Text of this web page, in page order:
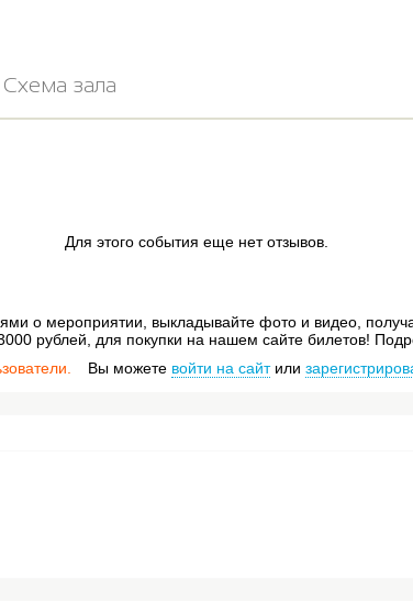
Схема зала
Для этого события еще нет отзывов.
о мероприятии, выкладывайте фото и видео,
рублей, для покупки на нашем сайте билетов!
Вы можете войти на сайтили